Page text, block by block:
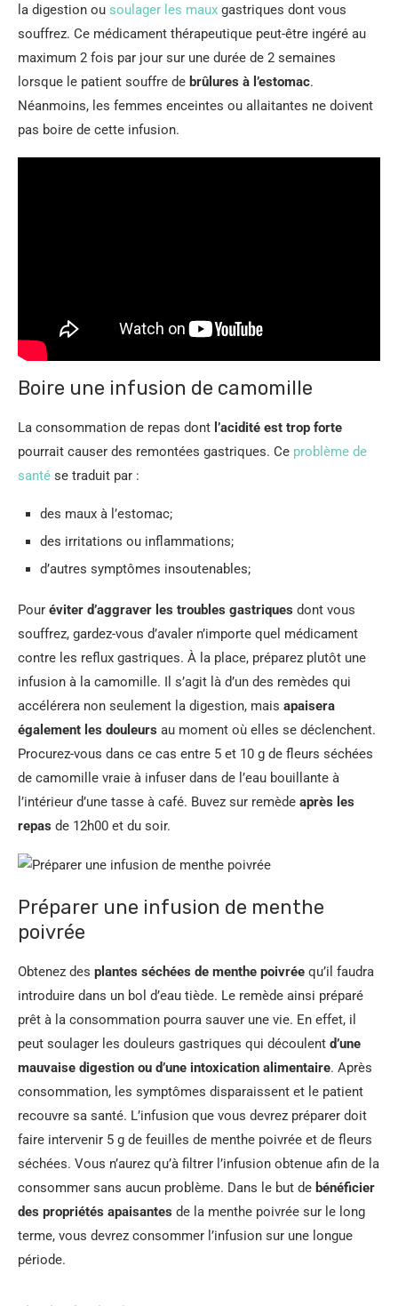
la digestion ou soulager les maux gastriques dont vous
souffrez. Ce médicament thérapeutique peut-être ingéré au
maximum 2 fois par jour sur une durée de 2 semaines
lorsque le patient souffre de brûlures à l’estomac.
Néanmoins, les femmes enceintes ou allaitantes ne doivent
pas boire de cette infusion.
Boire une infusion de camomille
La consommation de repas dont l’acidité est trop forte
pourrait causer des remontées gastriques. Ce problème de
santé se traduit par :
des maux à l’estomac;
des irritations ou inflammations;
d’autres symptômes insoutenables;
Pour éviter d’aggraver les troubles gastriques dont vous
souffrez, gardez-vous d’avaler n’importe quel médicament
contre les reflux gastriques. À la place, préparez plutôt une
infusion à la camomille. Il s’agit là d’un des remèdes qui
accélérera non seulement la digestion, mais apaisera
également les douleurs au moment où elles se déclenchent.
Procurez-vous dans ce cas entre 5 et 10 g de fleurs séchées
de camomille vraie à infuser dans de l’eau bouillante à
l’intérieur d’une tasse à café. Buvez sur remède après les
repas de 12h00 et du soir.
Préparer une infusion de menthe
poivrée
Obtenez des plantes séchées de menthe poivrée qu’il faudra
introduire dans un bol d’eau tiède. Le remède ainsi préparé
prêt à la consommation pourra sauver une vie. En effet, il
peut soulager les douleurs gastriques qui découlent d’une
mauvaise digestion ou d’une intoxication alimentaire. Après
consommation, les symptômes disparaissent et le patient
recouvre sa santé. L’infusion que vous devrez préparer doit
faire intervenir 5 g de feuilles de menthe poivrée et de fleurs
séchées. Vous n’aurez qu’à filtrer l’infusion obtenue afin de la
consommer sans aucun problème. Dans le but de bénéficier
des propriétés apaisantes de la menthe poivrée sur le long
terme, vous devrez consommer l’infusion sur une longue
période.